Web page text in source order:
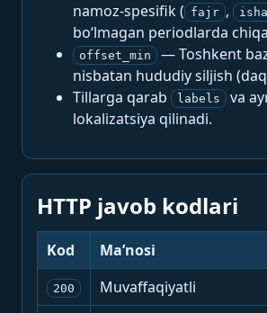
namoz-spesifik ( fajr , isha
bo‘lmagan periodlarda
offset_min
— Toshkent
nisbatan hududiy siljish
Tillarga qarab
labels
va
lokalizatsiya qilinadi.
HTTP javob kodlari
Kod Ma’nosi
200 Muvaffaqiyatli